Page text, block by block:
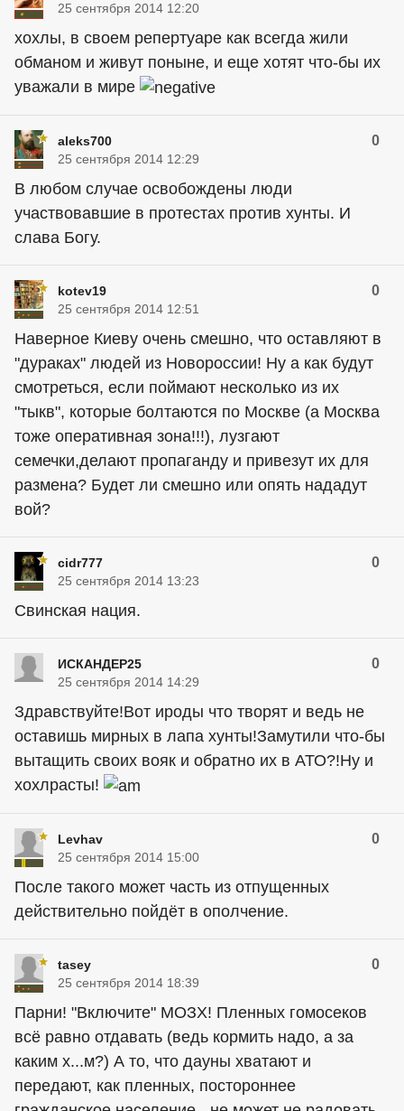
25 сентября 2014 12:20
хохлы, в своем репертуаре как всегда жили
обманом и живут поныне, и еще хотят что-бы их
уважали в мире
aleks700 0
25 сентября 2014 12:29
В любом случае освобождены люди
участвовавшие в протестах против хунты. И
слава Богу.
kotev19 0
25 сентября 2014 12:51
Наверное Киеву очень смешно, что оставляют в
"дураках" людей из Новороссии! Ну а как будут
смотреться, если поймают несколько из их
"тыкв", которые болтаются по Москве (а Москва
тоже оперативная зона!!!), лузгают
семечки,делают пропаганду и привезут их для
размена? Будет ли смешно или опять нададут
вой?
cidr777 0
25 сентября 2014 13:23
Свинская нация.
ИСКАНДЕР25 0
25 сентября 2014 14:29
Здравствуйте!Вот ироды что творят и ведь не
оставишь мирных в лапа хунты!Замутили что-бы
вытащить своих вояк и обратно их в АТО?!Ну и
хохлрасты!
Levhav 0
25 сентября 2014 15:00
После такого может часть из отпущенных
действительно пойдёт в ополчение.
tasey 0
25 сентября 2014 18:39
Парни! "Включите" МОЗХ! Пленных гомосеков
всё равно отдавать (ведь кормить надо, а за
каким х...м?) А то, что дауны хватают и
передают, как пленных, постороннее